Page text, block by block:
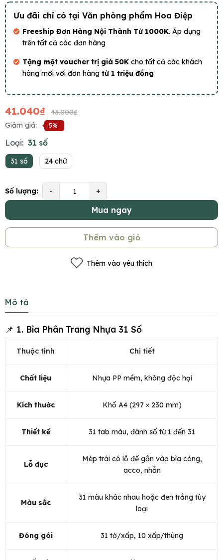
Ưu đãi chỉ có tại Văn phòng phẩm Hoa Điệp
Freeship Đơn Hàng Nội Thành Từ 1000K. Áp dụng
trên tất cả các đơn hàng
Tặng một voucher trị giá 50K cho tất cả các khách
hàng mới với đơn hàng từ 1 triệu đồng
41.040₫
43.000₫
Giảm giá:
-5%
Loại: 31 số
31 số 24 chữ
Số lượng: - +
Mua ngay
Thêm vào giỏ
Thêm vào yêu thích
Mô tả
📌 1. Bìa Phân Trang Nhựa 31 Số
Thuộc tính Chi tiết
Chất liệu Nhựa PP mềm, không độc hại
Kích thước Khổ A4 (297 × 230 mm)
Thiết kế 31 tab màu, đánh số từ 1 đến 31
Lỗ đục
Mép trái có lỗ để gắn vào bìa còng,
acco, nhẫn
Màu sắc
31 màu khác nhau hoặc đen trắng tùy
loại
Đóng gói 31 tờ/xấp, 10 xấp/thùng